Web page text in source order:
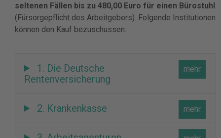
seltenen Fällen bis zu 480,00 Euro für einen Bürostuhl
(Fürsorgepflicht des Arbeitgebers). Folgende Institutionen
können den Kauf bezuschussen:
1. Die Deutsche
Rentenversicherung
2. Krankenkasse